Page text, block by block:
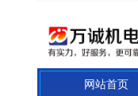
网站首页